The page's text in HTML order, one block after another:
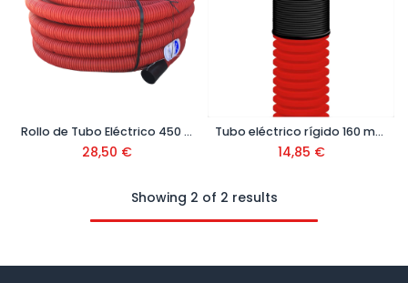
Rollo de Tubo Eléctrico 450 NW
28,50 €
Tubo eléctrico rígido 160 mm de 6 mtrs
14,85 €
Showing 2 of 2 results